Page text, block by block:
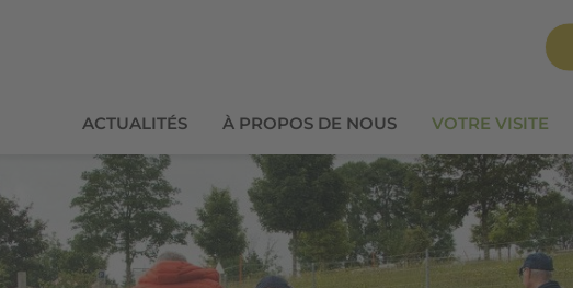
ACTUALITÉS À PROPOS DE NOUS VOTRE VISITE